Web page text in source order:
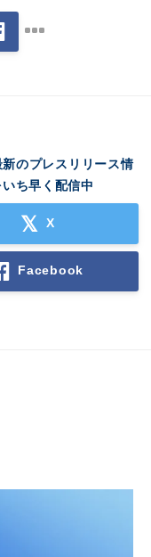
のプレスリリース情
ち早く配信中
X
Facebook